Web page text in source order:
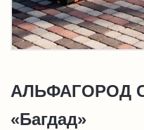
АЛЬФАГОРОД
«Багдад»